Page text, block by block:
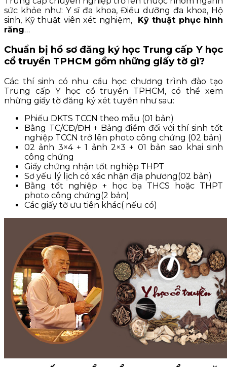
sức khỏe như: Y sĩ đa khoa, Điều dưỡng đa khoa, Hộ
sinh, Kỹ thuật viên xét nghiệm, Kỹ thuật phục hình
răng…
Chuẩn bị hồ sơ đăng ký học Trung cấp Y học
cổ truyền TPHCM gồm những giấy tờ gì?
Các thí sinh có nhu cầu học chương trình đào tạo
Trung cấp Y học cổ truyền TPHCM, có thể xem
những giấy tờ đăng ký xét tuyển như sau:
Phiếu DKTS TCCN theo mẫu (01 bản)
Bằng TC/CĐ/ĐH + Bảng điểm đối với thí sinh tốt
nghiệp TCCN trở lên photo công chứng (02 bản)
02 ảnh 3×4 + 1 ảnh 2×3 + 01 bản sao khai sinh
công chứng
Giấy chứng nhận tốt nghiệp THPT
Sơ yếu lý lịch có xác nhận địa phương(02 bản)
Bằng tốt nghiệp + học bạ THCS hoặc THPT
photo công chứng(2 bản)
Các giấy tờ ưu tiên khác( nếu có)